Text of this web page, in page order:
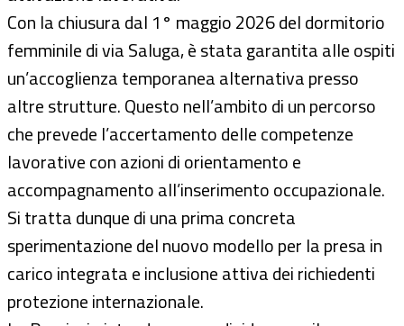
Con la chiusura dal 1° maggio 2026 del dormitorio
femminile di via Saluga, è stata garantita alle ospiti
un’accoglienza temporanea alternativa presso
altre strutture. Questo nell’ambito di un percorso
che prevede l’accertamento delle competenze
lavorative con azioni di orientamento e
accompagnamento all’inserimento occupazionale.
Si tratta dunque di una prima concreta
sperimentazione del nuovo modello per la presa in
carico integrata e inclusione attiva dei richiedenti
protezione internazionale.